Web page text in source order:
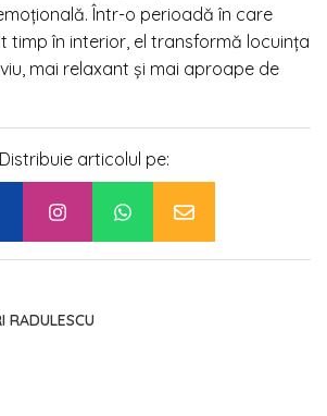
Într-o perioadă în care
timp în interior, el transformă locuința
mai relaxant și mai aproape de
Distribuie articolul pe:
RADULESCU